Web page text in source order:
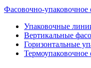
Фасовочно-упаковочное
Упаковочные
Вертикальные
Горизонтальные
Термоупаковочное